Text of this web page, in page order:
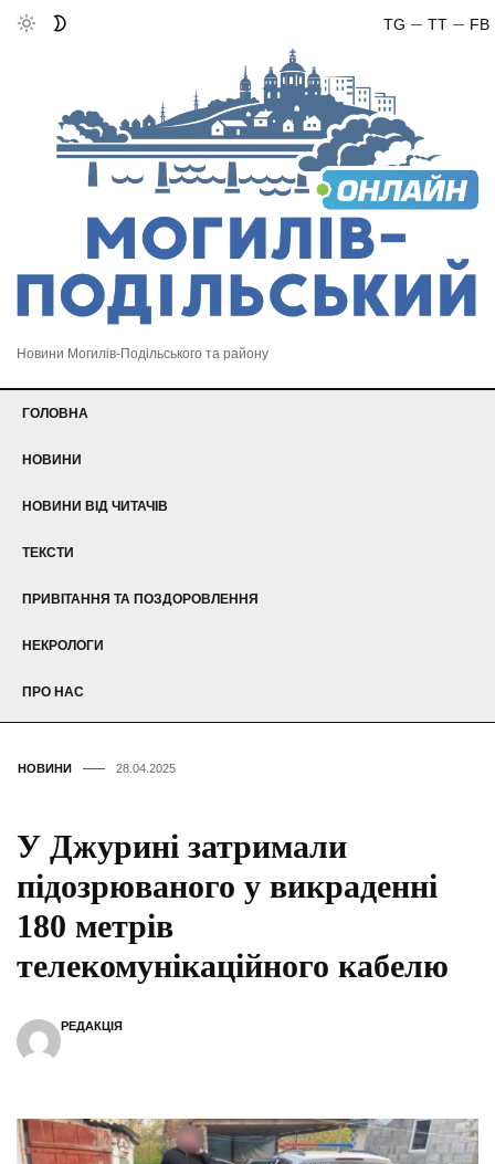
FB
TT
TG
Новини Могилів-Подільського та району
ГОЛОВНА
НОВИНИ
НОВИНИ ВІД ЧИТАЧІВ
ТЕКСТИ
ПРИВІТАННЯ ТА ПОЗДОРОВЛЕННЯ
НЕКРОЛОГИ
ПРО НАС
НОВИНИ 28.04.2025
У Джурині затримали
підозрюваного у викраденні
180 метрів
телекомунікаційного кабелю
РЕДАКЦІЯ